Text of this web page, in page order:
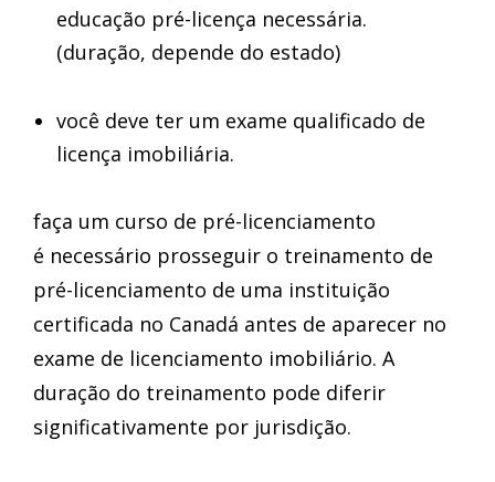
educação pré-licença necessária.
(duração, depende do estado)
você deve ter um exame qualificado de
licença imobiliária.
faça um curso de pré-licenciamento
é necessário prosseguir o treinamento de
pré-licenciamento de uma instituição
certificada no Canadá antes de aparecer no
exame de licenciamento imobiliário. A
duração do treinamento pode diferir
significativamente por jurisdição.